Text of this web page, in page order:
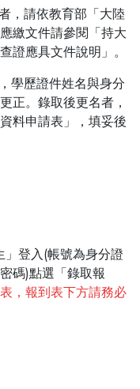
，請依教育部「大陸
繳文件請參閱「持大
證應具文件說明」。
學歷證件姓名與身分
正。錄取後更名者，
料申請表」，填妥後
」登入(帳號為身分證
碼)點選「錄取報
，報到表下方請務必